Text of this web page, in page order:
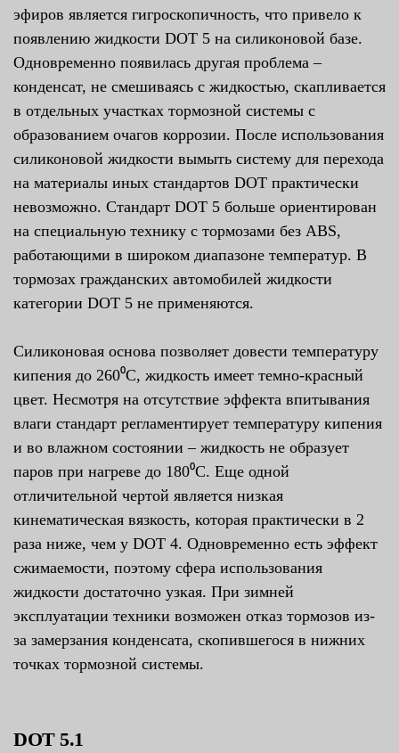
эфиров является гигроскопичность, что привело к
появлению жидкости DOT 5 на силиконовой базе.
Одновременно появилась другая проблема –
конденсат, не смешиваясь с жидкостью, скапливается
в отдельных участках тормозной системы с
образованием очагов коррозии. После использования
силиконовой жидкости вымыть систему для перехода
на материалы иных стандартов DOT практически
невозможно. Стандарт DOT 5 больше ориентирован
на специальную технику с тормозами без ABS,
работающими в широком диапазоне температур. В
тормозах гражданских автомобилей жидкости
категории DOT 5 не применяются.
Силиконовая основа позволяет довести температуру
кипения до 260⁰С, жидкость имеет темно-красный
цвет. Несмотря на отсутствие эффекта впитывания
влаги стандарт регламентирует температуру кипения
и во влажном состоянии – жидкость не образует
паров при нагреве до 180⁰С. Еще одной
отличительной чертой является низкая
кинематическая вязкость, которая практически в 2
раза ниже, чем у DOT 4. Одновременно есть эффект
сжимаемости, поэтому сфера использования
жидкости достаточно узкая. При зимней
эксплуатации техники возможен отказ тормозов из-
за замерзания конденсата, скопившегося в нижних
точках тормозной системы.
DOT 5.1